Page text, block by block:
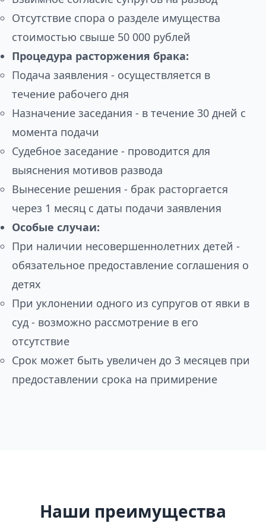
Отсутствие спора о разделе имущества
стоимостью свыше 50 000 рублей
Процедура расторжения брака:
Подача заявления - осуществляется в
течение рабочего дня
Назначение заседания - в течение 30 дней с
момента подачи
Судебное заседание - проводится для
выяснения мотивов развода
Вынесение решения - брак расторгается
через 1 месяц с даты подачи заявления
Особые случаи:
При наличии несовершеннолетних детей -
обязательное предоставление соглашения о
детях
При уклонении одного из супругов от явки в
суд - возможно рассмотрение в его
отсутствие
Срок может быть увеличен до 3 месяцев при
предоставлении срока на примирение
Наши преимущества